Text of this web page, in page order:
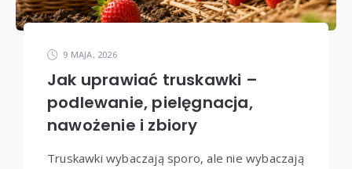
9 MAJA, 2026
Jak uprawiać truskawki –
podlewanie, pielęgnacja,
nawożenie i zbiory
Truskawki wybaczają sporo, ale nie wybaczają